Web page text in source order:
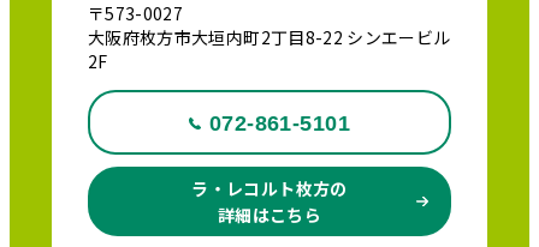
〒573-0027
大阪府枚方市大垣内町2丁目8-22 シンエービル
2F
072-861-5101
ラ・レコルト枚方の
詳細はこちら